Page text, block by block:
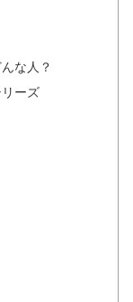
な人？
ーズ